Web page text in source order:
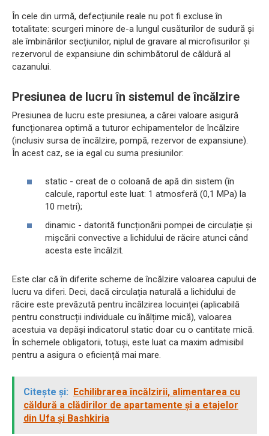
În cele din urmă, defecțiunile reale nu pot fi excluse în
totalitate: scurgeri minore de-a lungul cusăturilor de sudură și
ale îmbinărilor secțiunilor, niplul de gravare al microfisurilor și
rezervorul de expansiune din schimbătorul de căldură al
cazanului.
Presiunea de lucru în sistemul de încălzire
Presiunea de lucru este presiunea, a cărei valoare asigură
funcționarea optimă a tuturor echipamentelor de încălzire
(inclusiv sursa de încălzire, pompă, rezervor de expansiune).
În acest caz, se ia egal cu suma presiunilor:
static - creat de o coloană de apă din sistem (în
calcule, raportul este luat: 1 atmosferă (0,1 MPa) la
10 metri);
dinamic - datorită funcționării pompei de circulație și
mișcării convective a lichidului de răcire atunci când
acesta este încălzit.
Este clar că în diferite scheme de încălzire valoarea capului de
lucru va diferi. Deci, dacă circulația naturală a lichidului de
răcire este prevăzută pentru încălzirea locuinței (aplicabilă
pentru construcții individuale cu înălțime mică), valoarea
acestuia va depăși indicatorul static doar cu o cantitate mică.
În schemele obligatorii, totuși, este luat ca maxim admisibil
pentru a asigura o eficiență mai mare.
Citește și: Echilibrarea încălzirii, alimentarea cu
căldură a clădirilor de apartamente și a etajelor
din Ufa și Bashkiria